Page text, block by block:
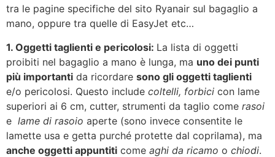
tra le pagine specifiche del sito Ryanair sul bagaglio a
mano, oppure tra quelle di EasyJet etc…
1. Oggetti taglienti e pericolosi: La lista di oggetti
proibiti nel bagaglio a mano è lunga, ma uno dei punti
più importanti da ricordare sono gli oggetti taglienti
e/o pericolosi. Questo include coltelli, forbici con lame
superiori ai 6 cm, cutter, strumenti da taglio come rasoi
e lame di rasoio aperte (sono invece consentite le
lamette usa e getta purché protette dal coprilama), ma
anche oggetti appuntiti come aghi da ricamo o chiodi.